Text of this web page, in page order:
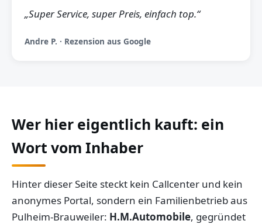
„Super Service, super Preis, einfach top.“
Andre P. · Rezension aus Google
Wer hier eigentlich kauft: ein
Wort vom Inhaber
Hinter dieser Seite steckt kein Callcenter und kein
anonymes Portal, sondern ein Familienbetrieb aus
Pulheim-Brauweiler: H.M.Automobile, gegründet